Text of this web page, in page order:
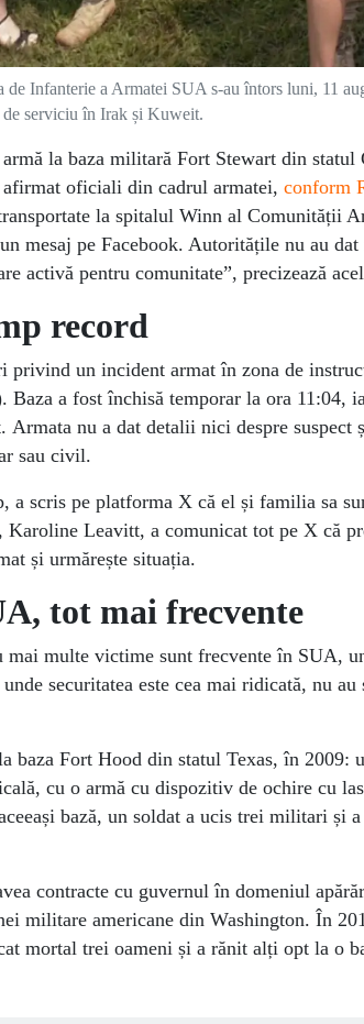
Infanterie a Armatei SUA s-au întors luni, 11
serviciu în Irak și Kuweit.
la baza militară Fort Stewart din statul
afirmat oficiali din cadrul armatei, conform
la spitalul Winn al Comunității
mesaj pe Facebook. Autoritățile nu au
activă pentru comunitate”, precizează
record
privind un incident armat în zona de
a fost închisă temporar la ora 11:04,
nu a dat detalii nici despre suspect
sau civil.
scris pe platforma X că el și familia sa
Karoline Leavitt, a comunicat tot pe X că
și urmărește situația.
tot mai frecvente
mai multe victime sunt frecvente în SUA,
securitatea este cea mai ridicată, nu au
baza Fort Hood din statul Texas, în 2009:
cu o armă cu dispozitiv de ochire cu
bază, un soldat a ucis trei militari și
contracte cu guvernul în domeniul
militare americane din Washington. În
mortal trei oameni și a rănit alți opt la o